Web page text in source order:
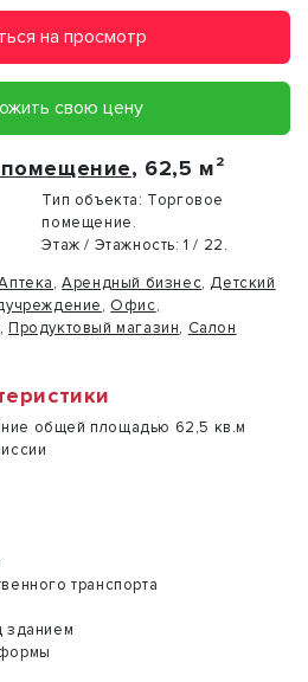
на просмотр
свою цену
, 62,5 м²
Тип объекта: Торговое
помещение.
Этаж / Этажность: 1 / 22.
,Арендный бизнес, Детский
, Офис,
, Продуктовый магазин, Салон
общей площадью 62,5 кв.м
транспорта
зданием